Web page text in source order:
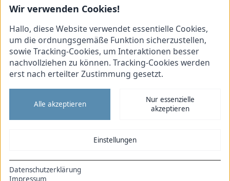
Serviceberater Nutzfahrzeugtechnik (m/w/d)
MAN Servicepartner
Informationen
Initiativbewerbung
Datenschutz
DE EN
Wir verwenden Cookies!
Hallo, diese Website verwendet essentielle Cookies,
um die ordnungsgemäße Funktion sicherzustellen,
sowie Tracking-Cookies, um Interaktionen besser
nachvollziehen zu können. Tracking-Cookies werden
erst nach erteilter Zustimmung gesetzt.
Alle akzeptieren
Nur essenzielle
akzeptieren
Einstellungen
Datenschutzerklärung
Impressum